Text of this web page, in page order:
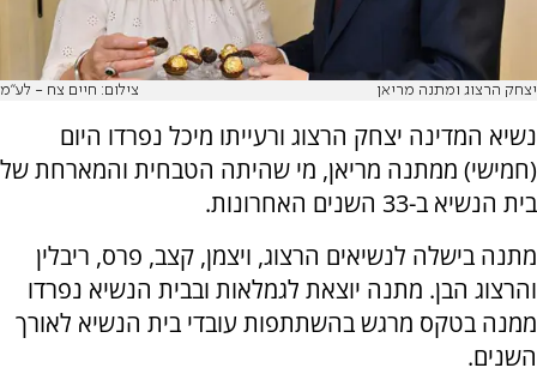
יצחק הרצוג ומתנה מריאן צילום: חיים צח - לע''מ
נשיא המדינה יצחק הרצוג ורעייתו מיכל נפרדו היום
(חמישי) ממתנה מריאן, מי שהיתה הטבחית והמארחת של
בית הנשיא ב-33 השנים האחרונות.
מתנה בישלה לנשיאים הרצוג, ויצמן, קצב, פרס, ריבלין
והרצוג הבן. מתנה יוצאת לגמלאות ובבית הנשיא נפרדו
ממנה בטקס מרגש בהשתתפות עובדי בית הנשיא לאורך
השנים.